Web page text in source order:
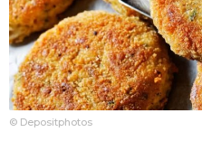
© Depositphotos